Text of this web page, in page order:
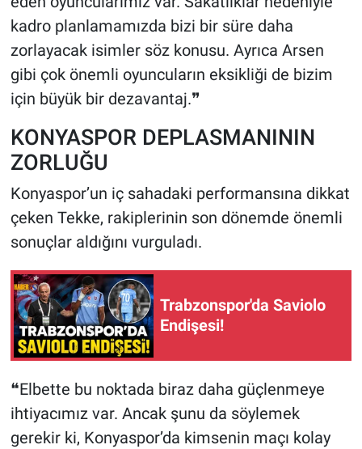
kadro planlamamızda bizi bir süre daha
zorlayacak isimler söz konusu. Ayrıca Arsen
gibi çok önemli oyuncuların eksikliği de bizim
için büyük bir dezavantaj.❞
KONYASPOR DEPLASMANININ
ZORLUĞU
Konyaspor’un iç sahadaki performansına dikkat
çeken Tekke, rakiplerinin son dönemde önemli
sonuçlar aldığını vurguladı.
Trabzonspor'da Saviolo
Endişesi!
❝Elbette bu noktada biraz daha güçlenmeye
ihtiyacımız var. Ancak şunu da söylemek
gerekir ki, Konyaspor’da kimsenin maçı kolay